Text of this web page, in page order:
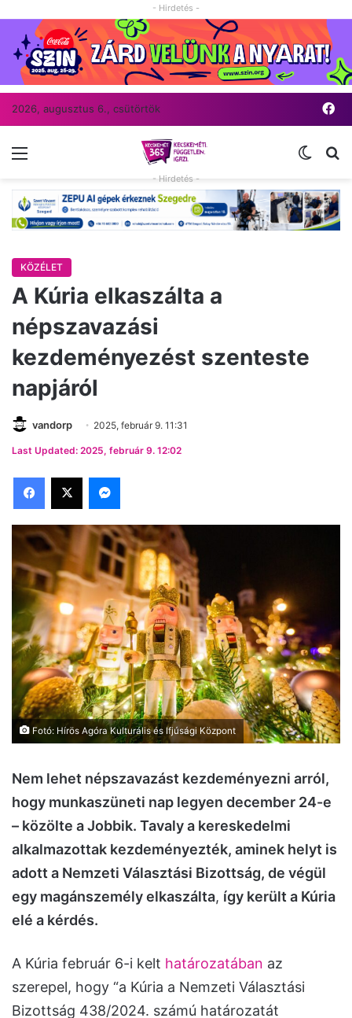
- Hirdetés -
2026, augusztus 6., csütörtök
Menü
- Hirdetés -
KÖZÉLET
A Kúria elkaszálta a
népszavazási
kezdeményezést szenteste
napjáról
vandorp 2025, február 9. 11:31
Last Updated: 2025, február 9. 12:02
Facebook
X Messenger
Fotó: Hírös Agóra Kulturális és Ifjúsági Központ
Nem lehet népszavazást kezdeményezni arról,
hogy munkaszüneti nap legyen december 24-e
– közölte a Jobbik. Tavaly a kereskedelmi
alkalmazottak kezdeményezték, aminek helyt is
adott a Nemzeti Választási Bizottság, de végül
egy magánszemély elkaszálta, így került a Kúria
elé a kérdés.
A Kúria február 6-i kelt határozatában az
szerepel, hogy “a Kúria a Nemzeti Választási
Bizottság 438/2024. számú határozatát